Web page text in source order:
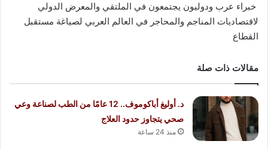
خبراء عرب ودوليون يجتمعون في الملتقي والمعرض الدولي
لاقتصاديات المناجم والمحاجر في العالم العربي لصياغة مستقبل
القطاع
مقالات ذات صلة
د. أوليغ أباكوموف.. 12 عامًا من الطب لصناعة وعي
صحي يتجاوز حدود العلاج
منذ 24 ساعة